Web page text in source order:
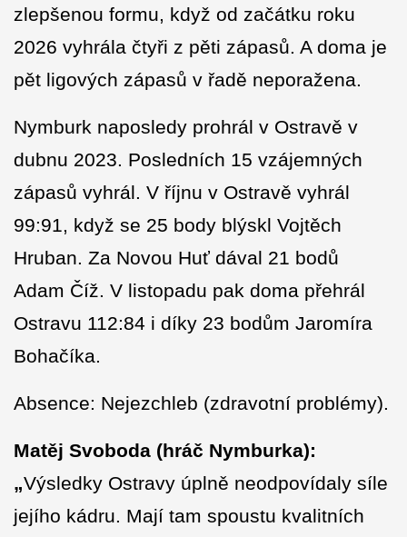
zlepšenou formu, když od začátku roku
2026 vyhrála čtyři z pěti zápasů. A doma je
pět ligových zápasů v řadě neporažena.
Nymburk naposledy prohrál v Ostravě v
dubnu 2023. Posledních 15 vzájemných
zápasů vyhrál. V říjnu v Ostravě vyhrál
99:91, když se 25 body blýskl Vojtěch
Hruban. Za Novou Huť dával 21 bodů
Adam Číž. V listopadu pak doma přehrál
Ostravu 112:84 i díky 23 bodům Jaromíra
Bohačíka.
Absence: Nejezchleb (zdravotní problémy).
Matěj Svoboda (hráč Nymburka):
„Výsledky Ostravy úplně neodpovídaly síle
jejího kádru. Mají tam spoustu kvalitních